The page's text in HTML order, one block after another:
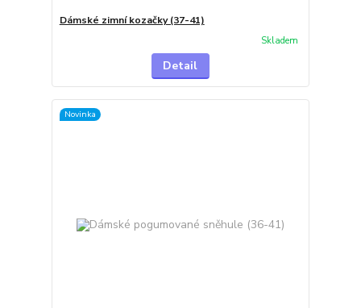
Dámské zimní kozačky (37-41)
Skladem
Detail
Novinka